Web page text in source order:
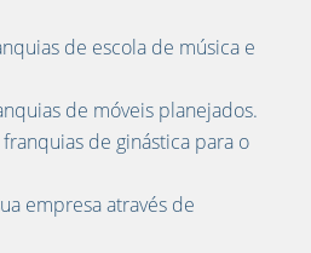
de escola de música e
de móveis planejados.
de ginástica para o
empresa através de